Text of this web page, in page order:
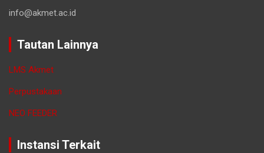
info@akmet.ac.id
Tautan Lainnya
LMS Akmet
Perpustakaan
NEO FEEDER
Instansi Terkait